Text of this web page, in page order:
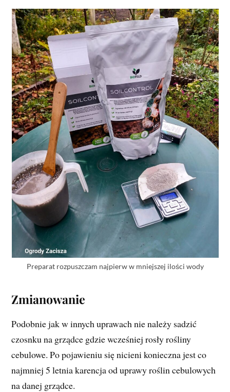
Preparat rozpuszczam najpierw w mniejszej ilości wody
Zmianowanie
Podobnie jak w innych uprawach nie należy sadzić
czosnku na grządce gdzie wcześniej rosły rośliny
cebulowe. Po pojawieniu się nicieni konieczna jest co
najmniej 5 letnia karencja od uprawy roślin cebulowych
na danej grządce.